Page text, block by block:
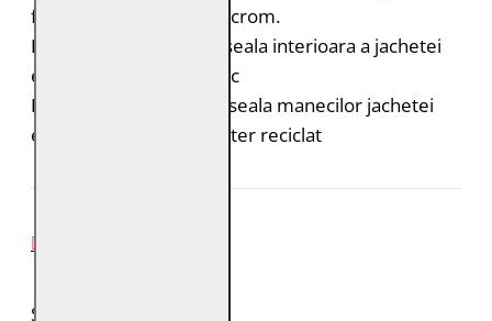
fara adaos de saruri de crom.
Bumbac organic: captuseala interioara a jachetei
este din bumbac organic
Poliester reciclat: captuseala manecilor jachetei
este realizata din poliester reciclat
SPUNE-ŢI PAREREA